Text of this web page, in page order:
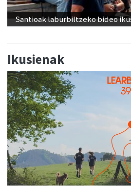
Santioak laburbiltzeko bideo
Ikusienak